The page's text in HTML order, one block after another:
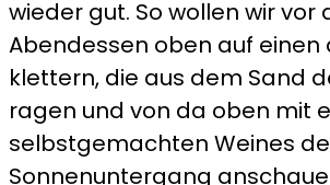
wieder gut. So wollen wir vor
Abendessen oben auf einen
klettern, die aus dem Sand
ragen und von da oben mit
selbstgemachten Weines
Sonnenuntergang